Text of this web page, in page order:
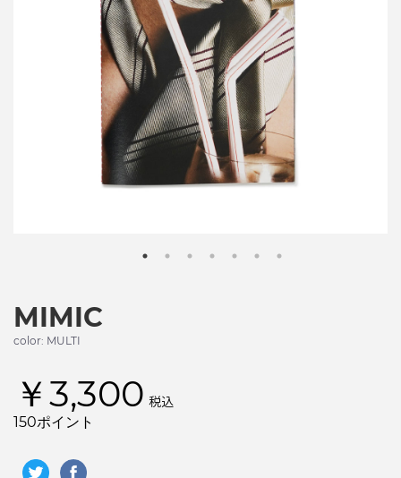
MIMIC
color: MULTI
￥3,300 税込
150ポイント